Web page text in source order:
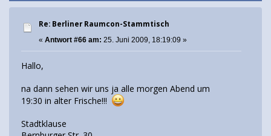
Re: Berliner Raumcon-Stammtisch
« Antwort #66 am: 25. Juni 2009, 18:19:09 »
Hallo,
na dann sehen wir uns ja alle morgen Abend um
19:30 in alter Frische!!!
Stadtklause